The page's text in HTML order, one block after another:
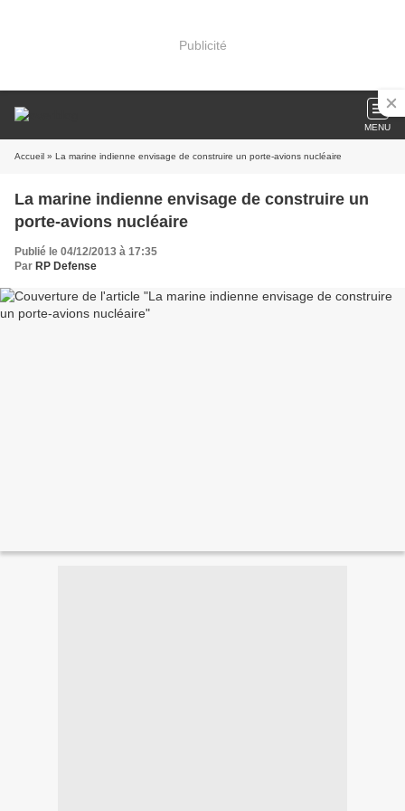
Publicité
MENU
Accueil » La marine indienne envisage de construire un porte-avions nucléaire
La marine indienne envisage de construire un
porte-avions nucléaire
Publié le 04/12/2013 à 17:35
Par RP Defense